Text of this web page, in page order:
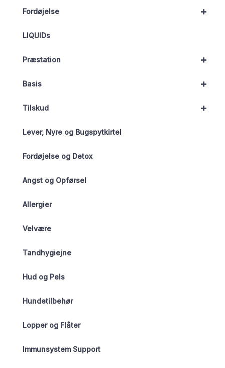
+
Fordøjelse
LIQUIDs
+
Præstation
+
Basis
+
Tilskud
Lever, Nyre og Bugspytkirtel
Fordøjelse og Detox
Angst og Opførsel
Allergier
Velvære
Tandhygiejne
Hud og Pels
Hundetilbehør
Lopper og Flåter
Immunsystem Support